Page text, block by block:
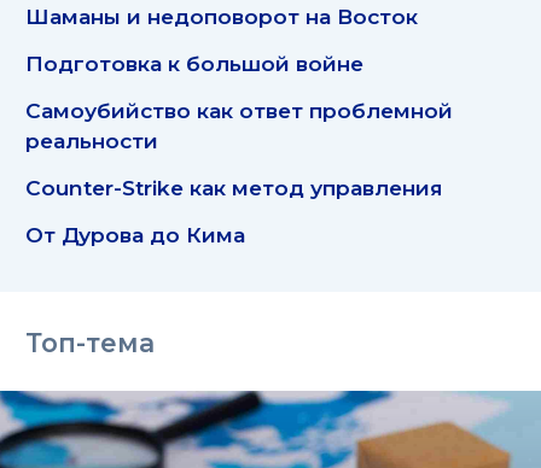
Шаманы и недоповорот на Восток
Подготовка к большой войне
Самоубийство как ответ проблемной
реальности
Counter-Strike как метод управления
От Дурова до Кима
Топ-тема